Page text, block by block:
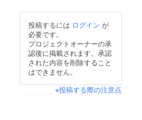
投稿するには ログイン が
必要です。
プロジェクトオーナーの承
認後に掲載されます。承認
された内容を削除すること
はできません。
※投稿する際の注意点